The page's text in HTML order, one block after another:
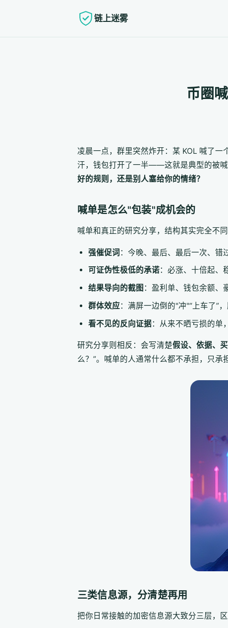
链上迷雾
币圈
凌晨一点，群里突然炸开：某 KOL 喊了
汗，钱包打开了一半——这就是典型的被喊
好的规则，还是别人塞给你的情绪？
喊单是怎么"包装"成机会的
喊单和真正的研究分享，结构其实完全不
强催促词 ：今晚、最后、最后一次、错
可证伪性极低的承诺：必涨、十倍起、
结果导向的截图 ：盈利单、钱包余额、
群体效应：满屏一边倒的"冲"“上车了”，
看不见的反向证据：从来不晒亏损的单
研究分享则相反：会写清楚假设、依据、
么？”。喊单的人通常什么都不承担，只承
三类信息源，分清楚再用
把你日常接触的加密信息源大致分三层，